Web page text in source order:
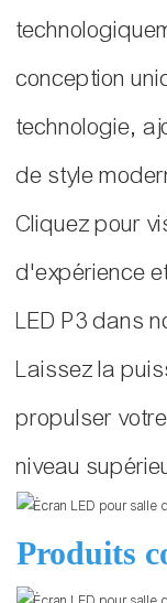
conception
technologie,
de style
Cliquez pour
d'expérience
LED P3 dans
Laissez la
propulser
niveau
Produits